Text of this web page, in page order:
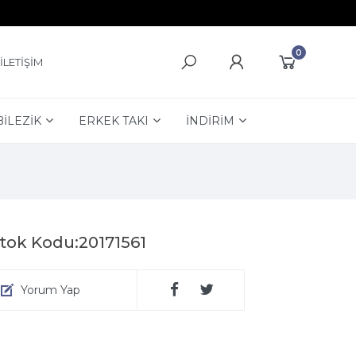
İLETİŞİM
0
ERKEK TAKI İNDİRİM
Kodu:20171561
Yorum Yap